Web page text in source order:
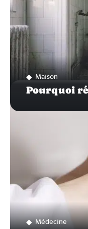
Maison
Pourquoi
Médecine